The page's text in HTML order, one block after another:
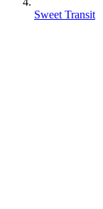
Sweet Transit